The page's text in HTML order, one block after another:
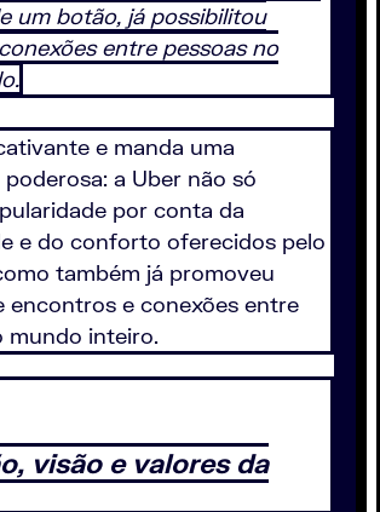
um botão, já possibilitou
entre pessoas no
e manda uma
a Uber não só
por conta da
e do conforto oferecidos pelo
também já promoveu
encontros e conexões entre
mundo inteiro.
visão e valores da